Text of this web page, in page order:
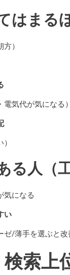
はまる
方）
気代が気になる）
る人（
気になる
い
/薄手を選ぶと改
索上